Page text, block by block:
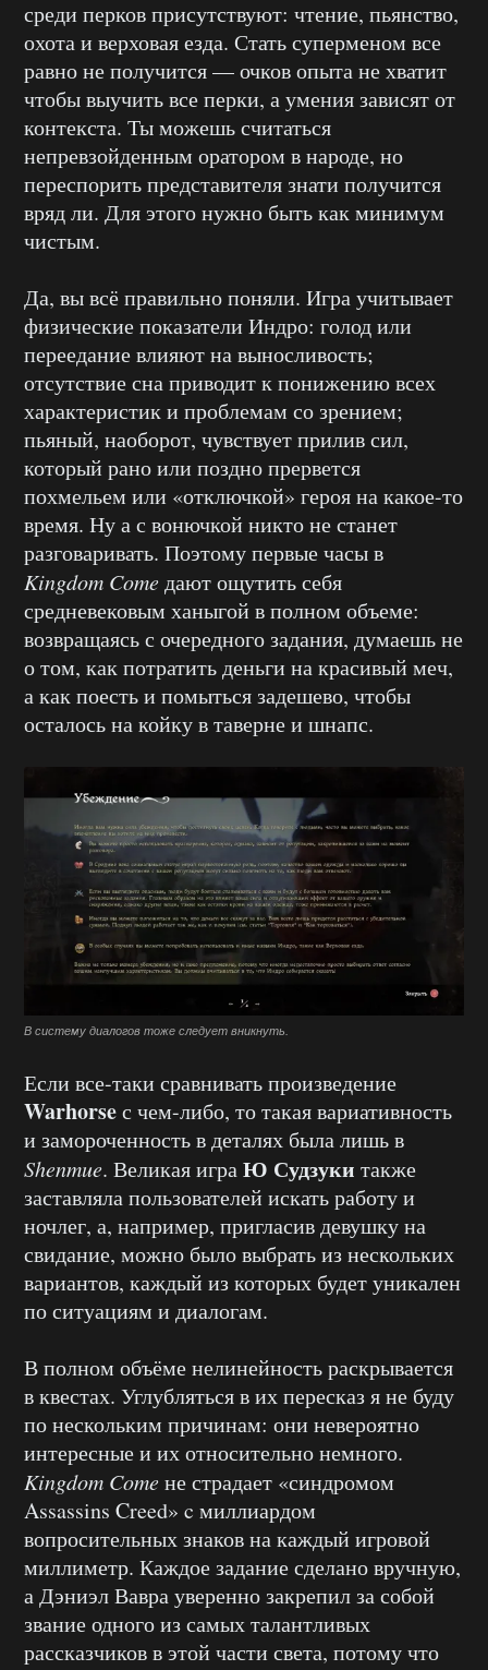
среди перков присутствуют: чтение, пьянство,
охота и верховая езда. Стать суперменом все
равно не получится — очков опыта не хватит
чтобы выучить все перки, а умения зависят от
контекста. Ты можешь считаться
непревзойденным оратором в народе, но
переспорить представителя знати получится
вряд ли. Для этого нужно быть как минимум
чистым.
Да, вы всё правильно поняли. Игра учитывает
физические показатели Индро: голод или
переедание влияют на выносливость;
отсутствие сна приводит к понижению всех
характеристик и проблемам со зрением;
пьяный, наоборот, чувствует прилив сил,
который рано или поздно прервется
похмельем или «отключкой» героя на какое-то
время. Ну а с вонючкой никто не станет
разговаривать. Поэтому первые часы в
Kingdom Comeдают ощутить себя
средневековым ханыгой в полном объеме:
возвращаясь с очередного задания, думаешь не
о том, как потратить деньги на красивый меч,
а как поесть и помыться задешево, чтобы
осталось на койку в таверне и шнапс.
В систему диалогов тоже следует вникнуть.
Если все-таки сравнивать произведение
Warhorseс чем-либо, то такая вариативность
и замороченность в деталях была лишь в
Shenmue. Великая играЮ Судзуки также
заставляла пользователей искать работу и
ночлег, а, например, пригласив девушку на
свидание, можно было выбрать из нескольких
вариантов, каждый из которых будет уникален
по ситуациям и диалогам.
В полном объёме нелинейность раскрывается
в квестах. Углубляться в их пересказ я не буду
по нескольким причинам: они невероятно
интересные и их относительно немного.
Kingdom Comeне страдает «синдромом
Assassins Creed» c миллиардом
вопросительных знаков на каждый игровой
миллиметр. Каждое задание сделано вручную,
а Дэниэл Вавра уверенно закрепил за собой
звание одного из самых талантливых
рассказчиков в этой части света, потому что